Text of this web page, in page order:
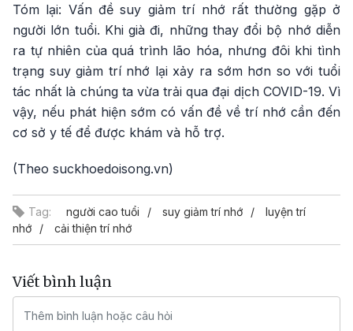
Tóm lại: Vấn đề suy giảm trí nhớ rất thường gặp ở
người lớn tuổi. Khi già đi, những thay đổi bộ nhớ diễn
ra tự nhiên của quá trình lão hóa, nhưng đôi khi tình
trạng suy giảm trí nhớ lại xảy ra sớm hơn so với tuổi
tác nhất là chúng ta vừa trải qua đại dịch COVID-19. Vì
vậy, nếu phát hiện sớm có vấn đề về trí nhớ cần đến
cơ sở y tế để được khám và hỗ trợ.
(Theo suckhoedoisong.vn)
Tag: người cao tuổi suy giảm trí nhớ
luyện trí
nhớ
cải thiện trí nhớ
Viết bình luận